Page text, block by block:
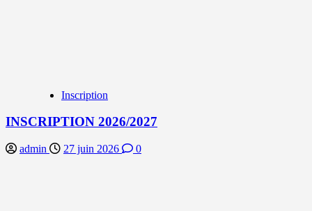
Inscription
INSCRIPTION 2026/2027
admin 27 juin 2026 0